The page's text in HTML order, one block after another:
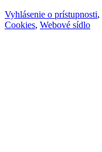
Vyhlásenie o prístupnosti,
Cookies, Webové sídlo